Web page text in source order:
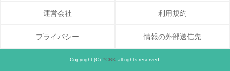
運営会社 利用規約
プライバシー 情報の外部送信先
Copyright (C) #CBK all rights reserved.